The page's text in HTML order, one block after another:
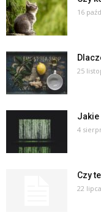
16
25
Jakie
4
Czy
22